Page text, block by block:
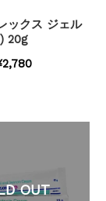
ックス ジェル
20g
OUT